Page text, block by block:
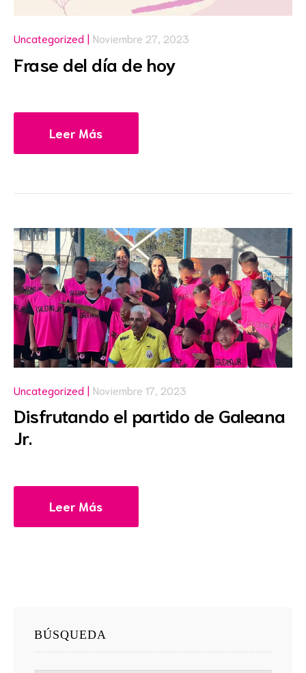
Uncategorized Noviembre 27, 2023
Frase del día de hoy
Leer Más
Uncategorized Noviembre 17, 2023
Disfrutando el partido de Galeana
Jr.
Leer Más
BÚSQUEDA